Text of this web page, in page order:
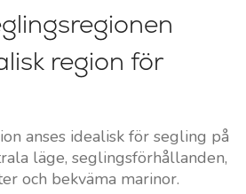
region för
anses idealisk för segling på
läge, seglingsförhållanden,
och bekväma marinor.